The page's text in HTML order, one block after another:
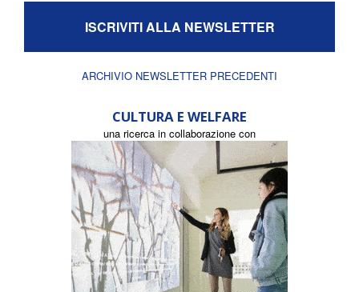
ISCRIVITI ALLA NEWSLETTER
ARCHIVIO NEWSLETTER PRECEDENTI
CULTURA E WELFARE
una ricerca in collaborazione con